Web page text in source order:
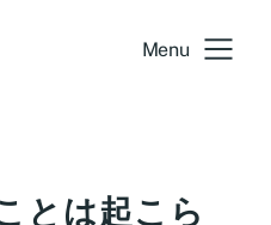
Menu
とは起こら